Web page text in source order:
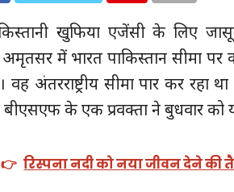
खुफिया एजेंसी के लिए
में भारत पाकिस्तान सीमा पर
वह अंतरराष्ट्रीय सीमा पार कर
बीएसएफ के एक प्रवक्ता ने बुधवार को
रिस्पना नदी को नया जीवन देने